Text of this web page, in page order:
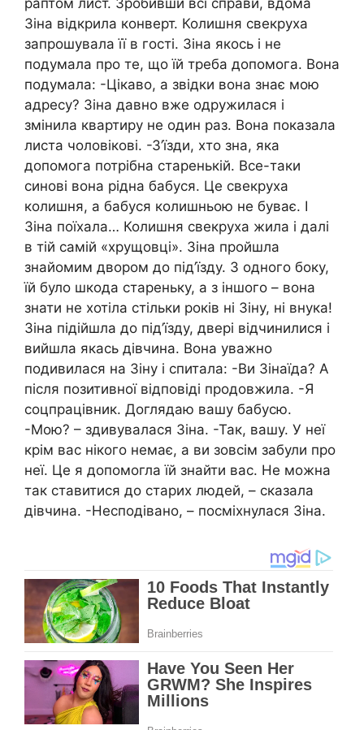
раптом лист. Зробивши всі справи, вдома
Зіна відкрила конверт. Колишня свекруха
запрошувала її в гості. Зіна якось і не
подумала про те, що їй треба допомога. Вона
подумала: -Цікаво, а звідки вона знає мою
адресу? Зіна давно вже одружилася і
змінила квартиру не один раз. Вона показала
листа чоловікові. -З’їзди, хто зна, яка
допомога потрібна старенькій. Все-таки
синові вона рідна бабуся. Це свекруха
колишня, а бабуся колишньою не буває. І
Зіна поїхала… Колишня свекруха жила і далі
в тій самій «хрущовці». Зіна пройшла
знайомим двором до під’їзду. З одного боку,
їй було шкода стареньку, а з іншого – вона
знати не хотіла стільки років ні Зіну, ні внука!
Зіна підійшла до під’їзду, двері відчинилися і
вийшла якась дівчина. Вона уважно
подивилася на Зіну і спитала: -Ви Зінаїда? А
після позитивної відповіді продовжила. -Я
соцпрацівник. Доглядаю вашу бабусю.
-Мою? – здивувалася Зіна. -Так, вашу. У неї
крім вас нікого немає, а ви зовсім забули про
неї. Це я допомогла їй знайти вас. Не можна
так ставитися до старих людей, – сказала
дівчина. -Несподівано, – посміхнулася Зіна.